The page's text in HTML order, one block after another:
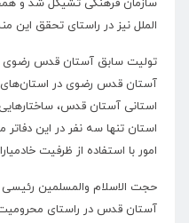
سازمان فرهنگی تشیکل شد و
الملل نیز در راستای تحقق این
تولیت سابق آستان قدس رضوی
آستان قدس رضوی در استان‌های
استانی آستان قدس،
استان تنها سه نفر در این
امور با استفاده از ظرفیت
حجت الاسلام والمسلمین رئیسی
آستان قدس در راستای